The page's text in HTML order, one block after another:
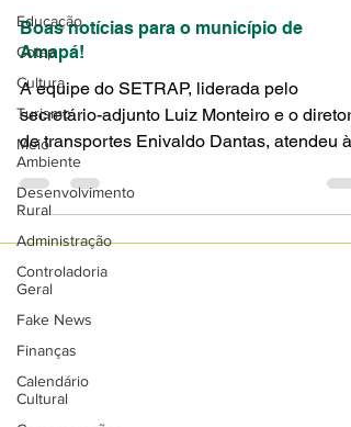
Educação
Cotap
Cultura
Turismo
Meio
Ambiente
Desenvolvimento
Rural
Administração
Controladoria
Geral
Fake News
Finanças
Calendário
Cultural
Boas notícias para o município de
Amapá!
A equipe do SETRAP, liderada pelo
secretário-adjunto Luiz Monteiro e o diretor
de transportes Enivaldo Dantas, atendeu às
reivindicações...